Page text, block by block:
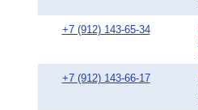
+7 (912) 143-65-34
+7 (912) 143-66-17